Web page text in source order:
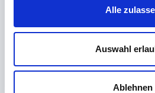
Alle
Auswahl
Ablehnen
unterbehandelt.Wahrscheinlich
ca. 15% der Fälle bekannt. Die
typischerweise erst nach einem